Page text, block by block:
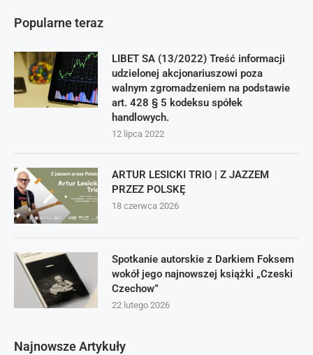
Popularne teraz
LIBET SA (13/2022) Treść informacji
udzielonej akcjonariuszowi poza
walnym zgromadzeniem na podstawie
art. 428 § 5 kodeksu spółek
handlowych.
12 lipca 2022
ARTUR LESICKI TRIO | Z JAZZEM
PRZEZ POLSKĘ
18 czerwca 2026
Spotkanie autorskie z Darkiem Foksem
wokół jego najnowszej książki „Czeski
Czechow”
22 lutego 2026
Najnowsze Artykuły